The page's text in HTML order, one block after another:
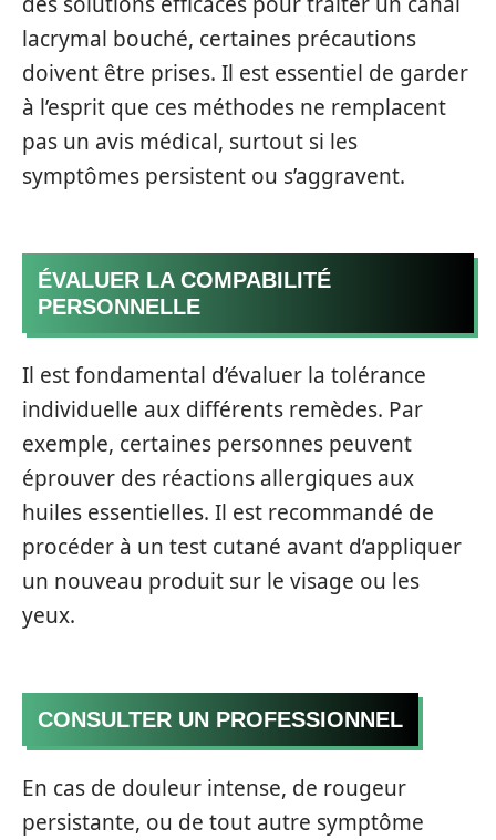
lacrymal bouché, certaines précautions
doivent être prises. Il est essentiel de garder
à l’esprit que ces méthodes ne remplacent
pas un avis médical, surtout si les
symptômes persistent ou s’aggravent.
ÉVALUER LA COMPABILITÉ
PERSONNELLE
Il est fondamental d’évaluer la tolérance
individuelle aux différents remèdes. Par
exemple, certaines personnes peuvent
éprouver des réactions allergiques aux
huiles essentielles. Il est recommandé de
procéder à un test cutané avant d’appliquer
un nouveau produit sur le visage ou les
yeux.
CONSULTER UN PROFESSIONNEL
En cas de douleur intense, de rougeur
persistante, ou de tout autre symptôme